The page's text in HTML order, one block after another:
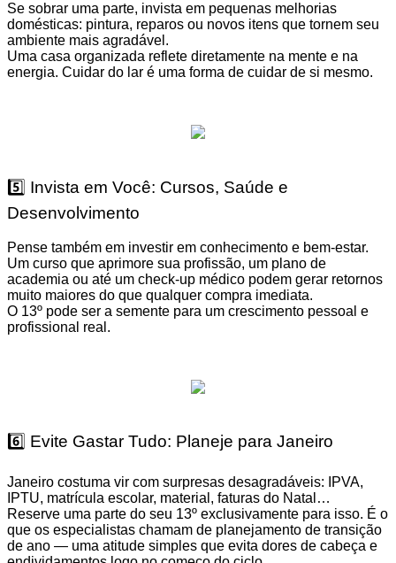
Se sobrar uma parte, invista em pequenas melhorias
domésticas: pintura, reparos ou novos itens que tornem seu
ambiente mais agradável.
Uma casa organizada reflete diretamente na mente e na
energia. Cuidar do lar é uma forma de cuidar de si mesmo.
5️⃣ Invista em Você: Cursos, Saúde e
Desenvolvimento
Pense também em investir em conhecimento e bem-estar.
Um curso que aprimore sua profissão, um plano de
academia ou até um check-up médico podem gerar retornos
muito maiores do que qualquer compra imediata.
O 13º pode ser a semente para um crescimento pessoal e
profissional real.
6️⃣ Evite Gastar Tudo: Planeje para Janeiro
Janeiro costuma vir com surpresas desagradáveis: IPVA,
IPTU, matrícula escolar, material, faturas do Natal…
Reserve uma parte do seu 13º exclusivamente para isso. É o
que os especialistas chamam de planejamento de transição
de ano — uma atitude simples que evita dores de cabeça e